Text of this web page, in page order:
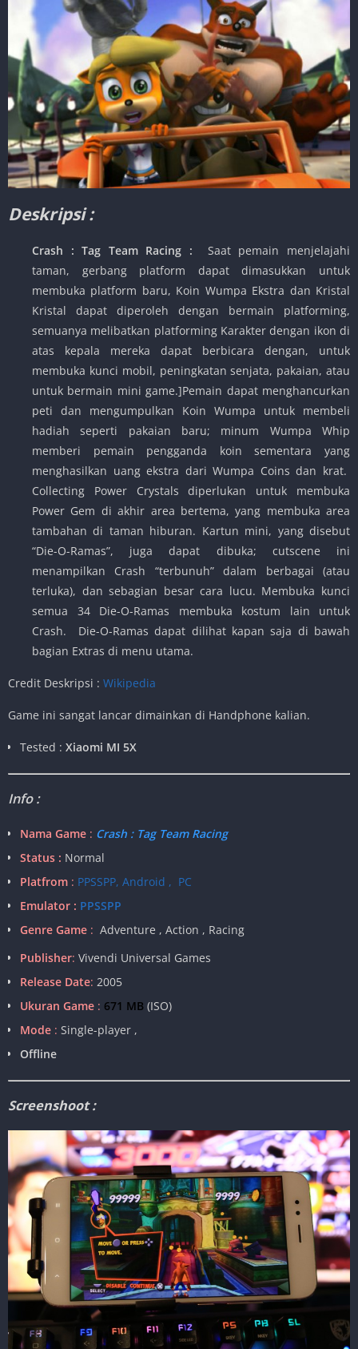
Deskripsi :
Crash : Tag Team Racing :
Saat pemain menjelajahi
taman, gerbang platform dapat dimasukkan untuk
membuka platform baru, Koin Wumpa Ekstra dan Kristal
Kristal dapat diperoleh dengan bermain platforming,
semuanya melibatkan platforming Karakter dengan ikon di
atas kepala mereka dapat berbicara dengan, untuk
membuka kunci mobil, peningkatan senjata, pakaian, atau
untuk bermain mini game.]Pemain dapat menghancurkan
peti dan mengumpulkan Koin Wumpa untuk membeli
hadiah seperti pakaian baru; minum Wumpa Whip
memberi pemain pengganda koin sementara yang
menghasilkan uang ekstra dari Wumpa Coins dan krat.
Collecting Power Crystals diperlukan untuk membuka
Power Gem di akhir area bertema, yang membuka area
tambahan di taman hiburan. Kartun mini, yang disebut
“Die-O-Ramas”, juga dapat dibuka; cutscene ini
menampilkan Crash “terbunuh” dalam berbagai (atau
terluka), dan sebagian besar cara lucu. Membuka kunci
semua 34 Die-O-Ramas membuka kostum lain untuk
Crash. Die-O-Ramas dapat dilihat kapan saja di bawah
bagian Extras di menu utama.
Credit Deskripsi : Wikipedia
Game ini sangat lancar dimainkan di Handphone kalian.
Tested : Xiaomi MI 5X
Info :
Nama Game : Crash : Tag Team Racing
Status : Normal
Platfrom : PPSSPP, Android , PC
Emulator : PPSSPP
Genre Game : Adventure , Action , Racing
Publisher: Vivendi Universal Games
Release Date: 2005
Ukuran Game : 671 MB (ISO)
Mode : Single-player ,
Offline
Screenshoot :